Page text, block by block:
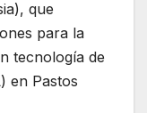
que
para la
tecnología de
en Pastos